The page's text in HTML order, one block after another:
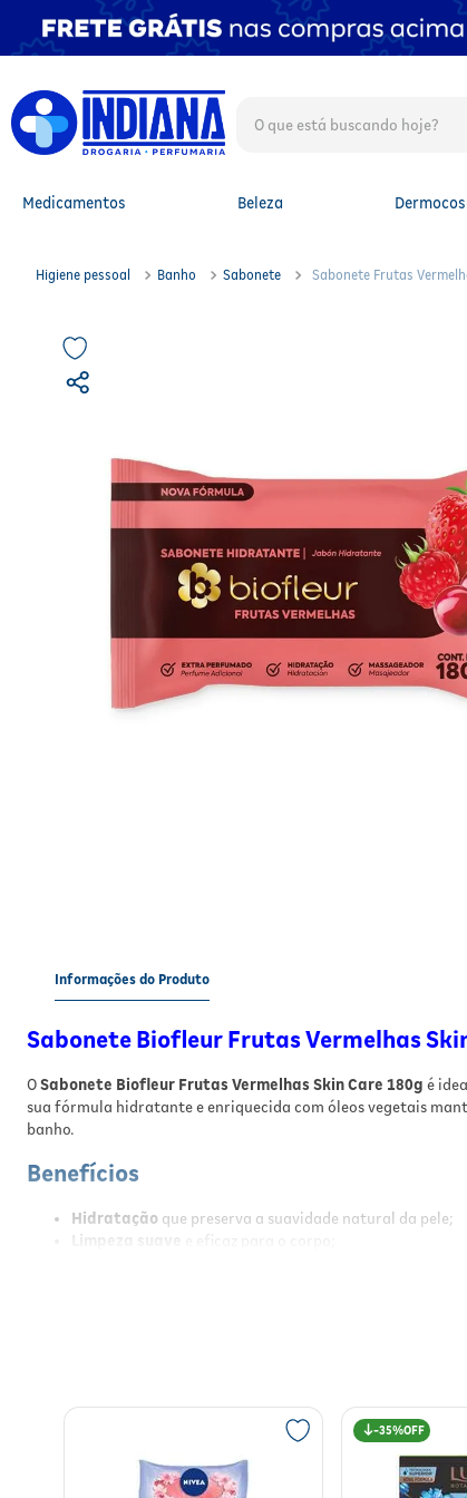
Medicamentos Beleza
Higiene pessoal Banho Sabonete Sabonete Frutas
Informações do Produto
Sabonete Biofleur Frutas Vermelhas
OSabonete Biofleur Frutas Vermelhas Skin Care 180g é
sua fórmula hidratante e enriquecida com óleos vegetais
banho.
Benefícios
Hidratação que preserva a suavidade natural da pele;
Limpeza suave
e eficaz para o corpo;
Com o uso regular do Sabonete Biofleur Frutas Vermelhas
sensação de frescor e bem-estar, tornando o banho um
Modo de Usar
35%
TERMOS MAIS BUSCADOS
1º
fralda
lenço umedecido